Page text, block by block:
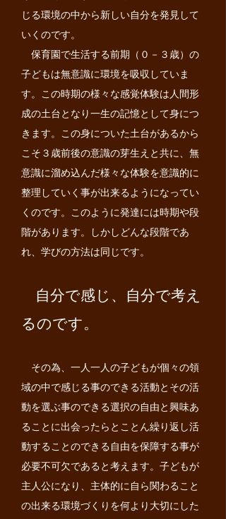
じる環境の中から新しい自分を発見して
いくのです。
保育園で生活する前期（０－３歳）の
子どもは無意識に環境を吸収していま
す。この時期の様々な感覚体験は人間形
成の土台となり一生の記憶として身につ
きます。この身についた土台があるから
こそ３歳前後の意識の芽生えと共に、無
意識に溜め込んだ様々な体験を意識的に
整理していく事が出来るようになってい
くのです。このように発達には時期や段
階があります。しかしどんな段階であ
れ、学びの方法は同じです。
自分で感じ、自分で考え
るのです。
その為、一人一人の子どもが個々の領
域の中で感じる事のできる活動とその活
動を選ぶ事のできる選択の自由と興味あ
ることに出会ったらとことん繰り返し活
動することのできる自由を保障する事が
必要不可欠であると考えます。子どもが
主人公になり、主体的に自ら関わること
の出来る環境づくりを何より大切にした